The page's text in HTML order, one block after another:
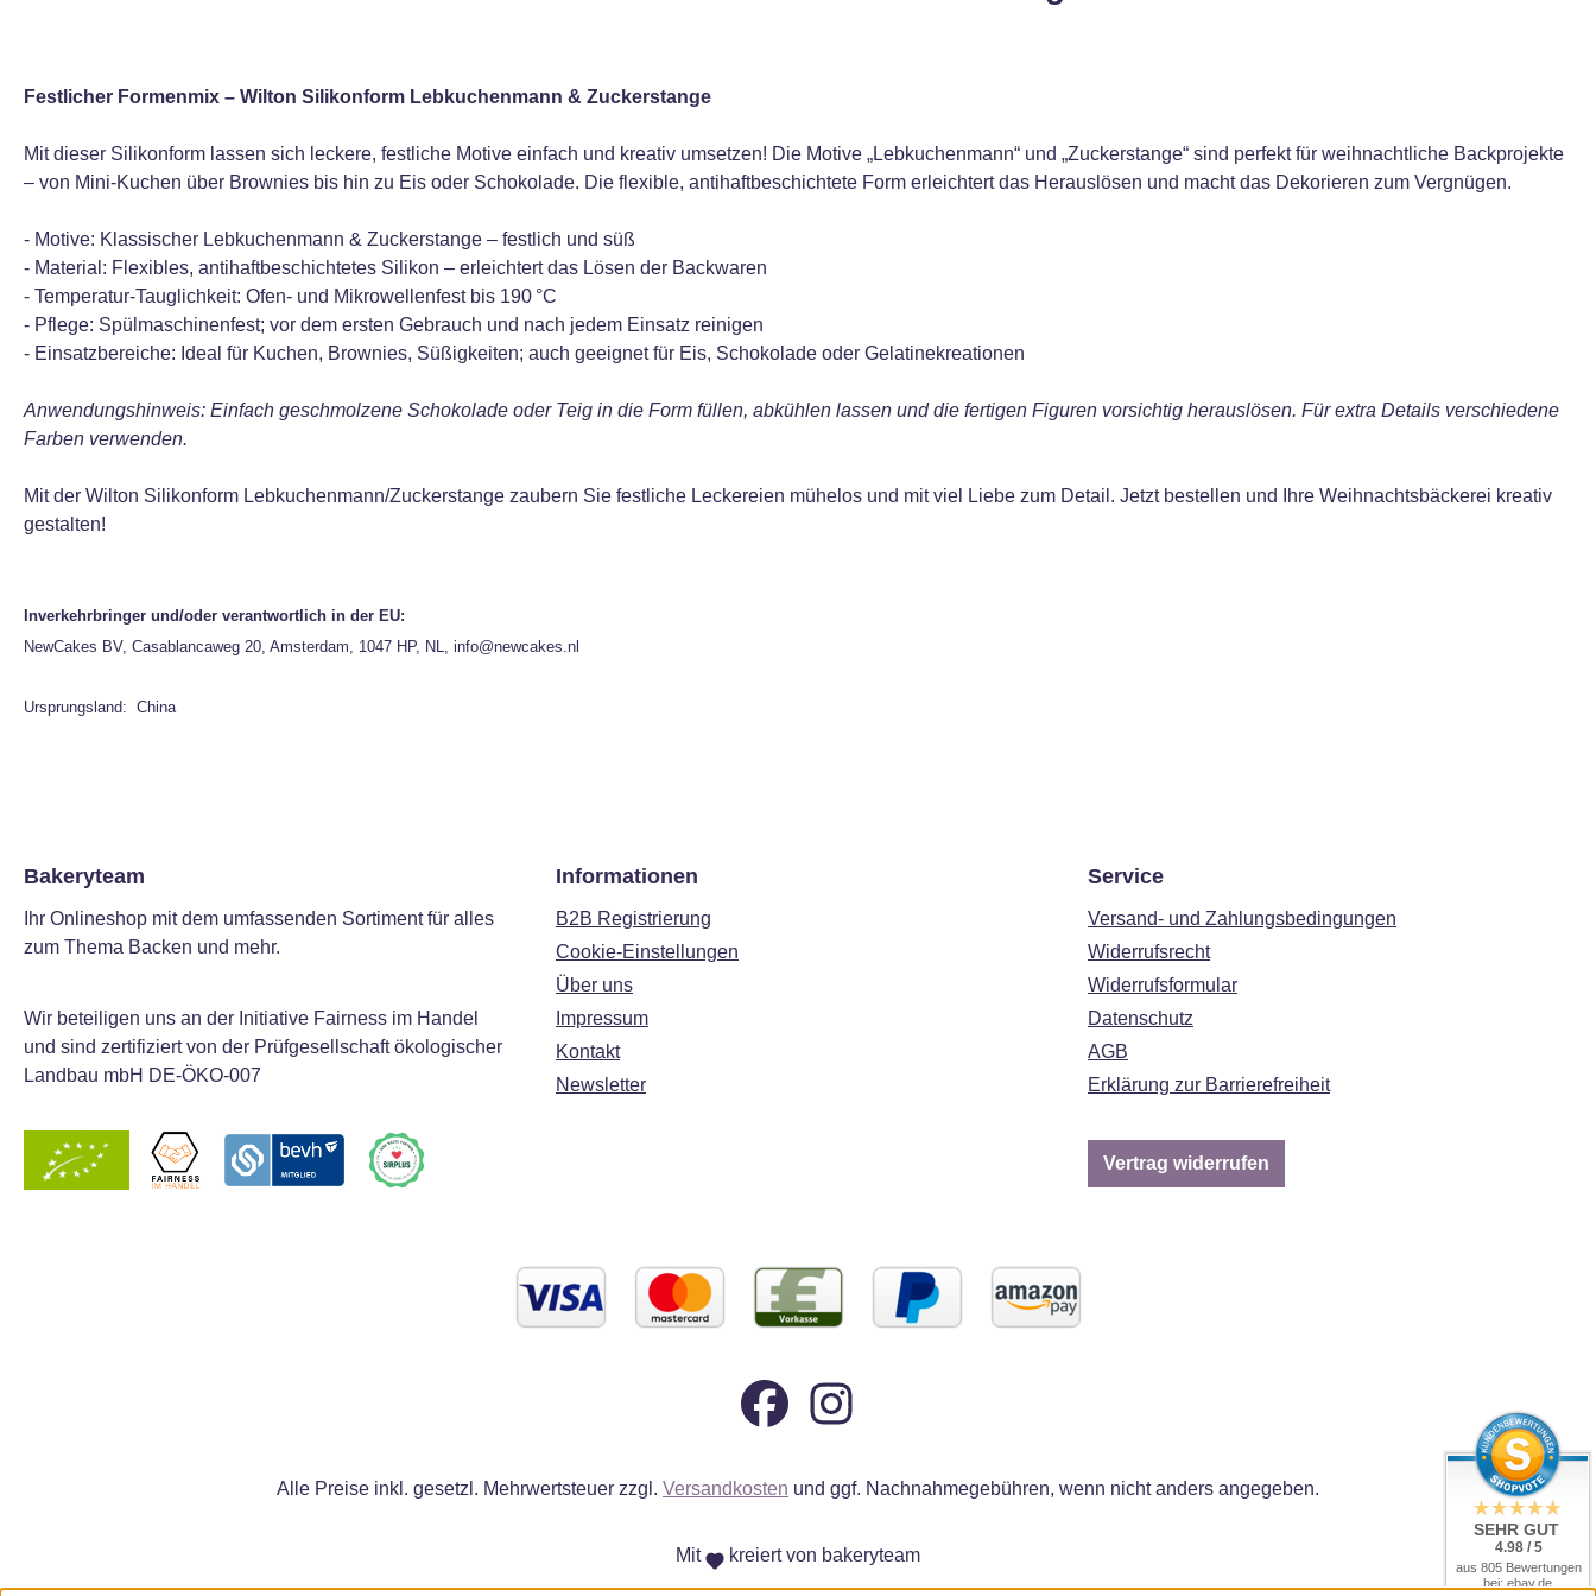
Festlicher Formenmix – Wilton Silikonform Lebkuchenmann & Zuckerstange
Mit dieser Silikonform lassen sich leckere, festliche Motive einfach und kreativ umsetzen! Die Motive „Lebkuchenmann“ und „Zuckerstange“ sind perfekt für weihnachtliche Backprojekte
– von Mini‑Kuchen über Brownies bis hin zu Eis oder Schokolade. Die flexible, antihaftbeschichtete Form erleichtert das Herauslösen und macht das Dekorieren zum Vergnügen.
- Motive: Klassischer Lebkuchenmann & Zuckerstange – festlich und süß
- Material: Flexibles, antihaftbeschichtetes Silikon – erleichtert das Lösen der Backwaren
- Temperatur‑Tauglichkeit: Ofen‑ und Mikrowellenfest bis 190 °C
- Pflege: Spülmaschinenfest; vor dem ersten Gebrauch und nach jedem Einsatz reinigen
- Einsatzbereiche: Ideal für Kuchen, Brownies, Süßigkeiten; auch geeignet für Eis, Schokolade oder Gelatinekreationen
Anwendungshinweis: Einfach geschmolzene Schokolade oder Teig in die Form füllen, abkühlen lassen und die fertigen Figuren vorsichtig herauslösen. Für extra Details verschiedene
Farben verwenden.
Mit der Wilton Silikonform Lebkuchenmann/Zuckerstange zaubern Sie festliche Leckereien mühelos und mit viel Liebe zum Detail. Jetzt bestellen und Ihre Weihnachtsbäckerei kreativ
gestalten!
Inverkehrbringer und/oder verantwortlich in der EU:
NewCakes BV, Casablancaweg 20, Amsterdam, 1047 HP, NL, info@newcakes.nl
Ursprungsland: China
Bakeryteam
Ihr Onlineshop mit dem umfassenden Sortiment für alles
zum Thema Backen und mehr.
Wir beteiligen uns an der Initiative Fairness im Handel
und sind zertifiziert von der Prüfgesellschaft ökologischer
Landbau mbH DE-ÖKO-007
Informationen
B2B Registrierung
Cookie-Einstellungen
Über uns
Impressum
Kontakt
Newsletter
Service
Versand- und Zahlungsbedingungen
Widerrufsrecht
Widerrufsformular
Datenschutz
AGB
Erklärung zur Barrierefreiheit
Vertrag widerrufen
Alle Preise inkl. gesetzl. Mehrwertsteuer zzgl. Versandkosten und ggf. Nachnahmegebühren, wenn nicht anders angegeben.
Mit kreiert von bakeryteam
SEHR GUT
4.98 / 5
aus 805 Bewertungen
bei: ebay.de,